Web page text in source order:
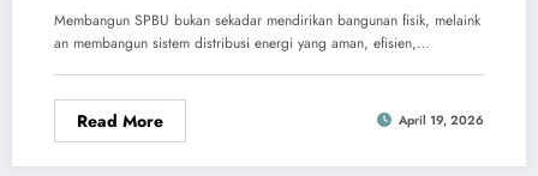
Membangun SPBU bukan sekadar mendirikan bangunan fisik, melaink
an membangun sistem distribusi energi yang aman, efisien,…
Read More April 19, 2026